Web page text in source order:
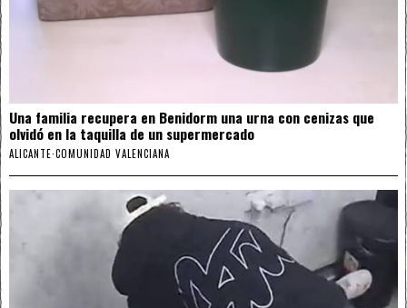
Una familia recupera en Benidorm una urna con cenizas que
olvidó en la taquilla de un supermercado
ALICANTE·COMUNIDAD VALENCIANA